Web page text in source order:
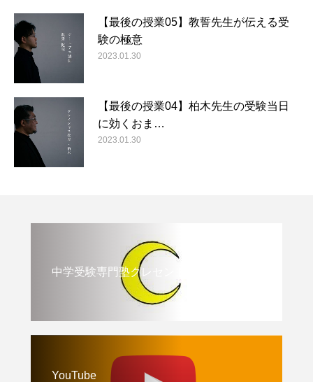
【最後の授業05】教誓先生が伝える受
験の極意
2023.01.30
【最後の授業04】柏木先生の受験当日
に効くおま…
2023.01.30
中学受験専門塾クレセント
YouTube